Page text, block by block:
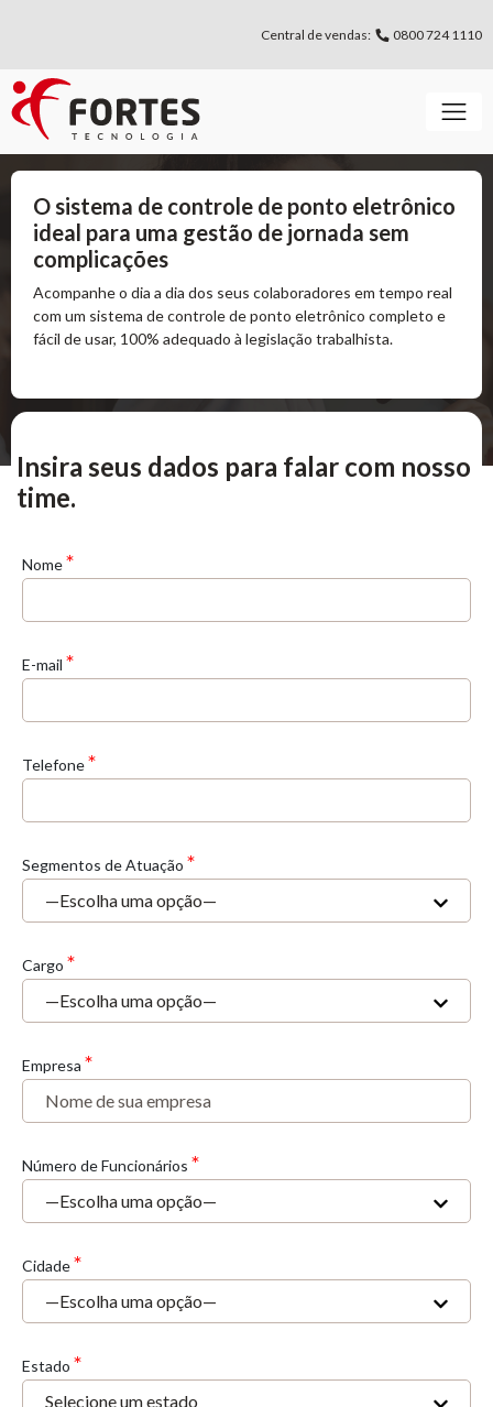
Central de vendas: 0800 724 1110
O sistema de controle de ponto eletrônico
ideal para uma gestão de jornada sem
complicações
Acompanhe o dia a dia dos seus colaboradores em tempo real
com um sistema de controle de ponto eletrônico completo e
fácil de usar, 100% adequado à legislação trabalhista.
Insira seus dados para falar com nosso
time.
Nome*
E-mail *
Telefone*
Segmentos de Atuação *
Cargo *
Empresa *
Número de Funcionários *
Cidade*
Estado *